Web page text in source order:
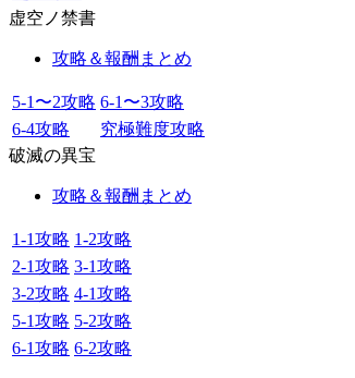
虚空ノ禁書
攻略＆報酬まとめ
5-1〜2攻略 6-1〜3攻略
6-4攻略
究極難度攻略
破滅の異宝
攻略＆報酬まとめ
1-1攻略 1-2攻略
2-1攻略 3-1攻略
3-2攻略 4-1攻略
5-1攻略 5-2攻略
6-1攻略 6-2攻略